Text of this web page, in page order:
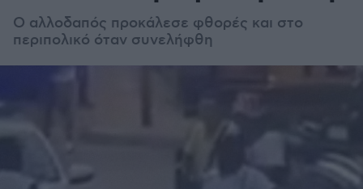
Ο αλλοδαπός προκάλεσε φθορές και στο
περιπολικό όταν συνελήφθη